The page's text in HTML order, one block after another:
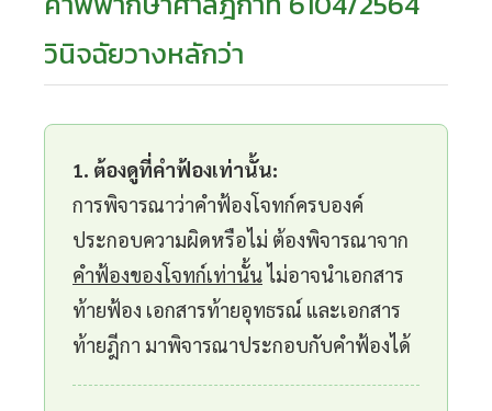
วินิจฉัยวางหลักว่า
1. ต้องดูที่คำฟ้องเท่านั้น:
การพิจารณาว่าคำฟ้องโจทก์ครบองค์
ประกอบความผิดหรือไม่ ต้องพิจารณาจาก
คำฟ้องของโจทก์เท่านั้นไม่อาจนำเอกสาร
ท้ายฟ้อง เอกสารท้ายอุทธรณ์ และเอกสาร
ท้ายฎีกา มาพิจารณาประกอบกับคำฟ้องได้